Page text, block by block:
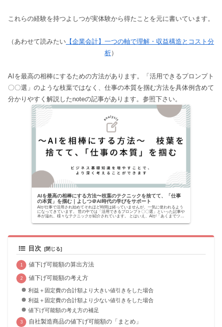
これらの経験を持つよしつが実体験から得たことを元に書いています。
（あわせて読みたい 【企業会計】一つの軸で理解・収益構造とコスト分
析）
AIを最高の相棒にするための方法があります。「活用できるプロンプト
〇〇選」のような枝葉ではなく、仕事の本質を掴む方法を具体例含めて
分かりやすく解説したnoteの記事があります。参照下さい。
AIを最高の相棒にする方法〜枝葉のテクニックを捨てて、「仕事
の本質」を掴む｜よしつ＠AI時代の学びをサポート
AIが仕事で活用され始めてそれほど時間は経っていませんが、一気に使われるよう
になってきています。 世の中では「活用できるプロンプト〇〇選」といった記事や
本が溢れ、様々なテクニックが紹介されています。 とはいえ、AIが「あくまでツー
目次
値下げ可能額の算出方法
値下げ可能額の考え方
利益＋固定費の合計額より大きい値引きをした場合
利益＋固定費の合計額より少ない値引きをした場合
値下げ可能額の考え方の補足
自社製造商品の値下げ可能額の「まとめ」